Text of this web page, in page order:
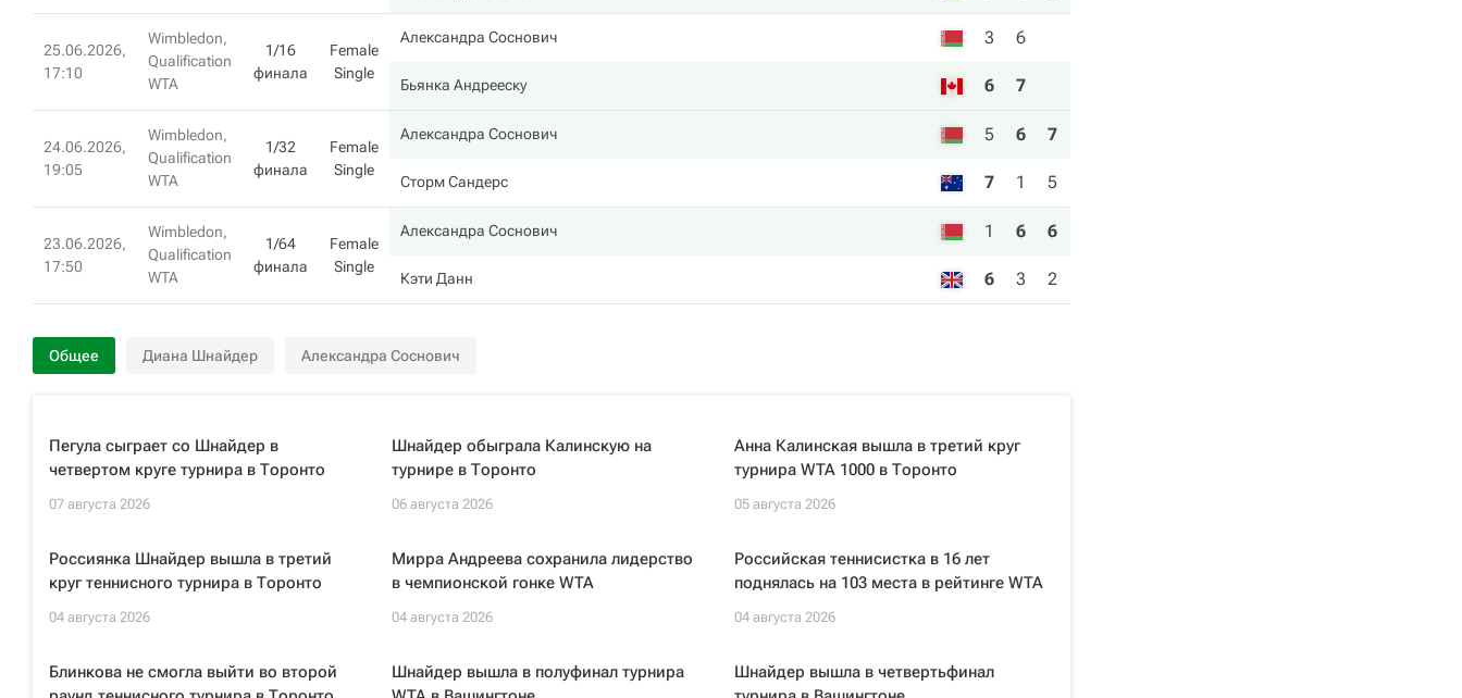
25.06.2026,
17:10
Wimbledon,
Qualification
WTA
1/16
финала
Female
Single
Александра Соснович 3 6
Бьянка Андрееску 6 7
24.06.2026,
19:05
Wimbledon,
Qualification
WTA
1/32
финала
Female
Single
Александра Соснович 5 6 7
Сторм Сандерс 7 1 5
23.06.2026,
17:50
Wimbledon,
Qualification
WTA
1/64
финала
Female
Single
Александра Соснович 1 6 6
Кэти Данн 6 3 2
Общее Диана Шнайдер Александра Соснович
Пегула сыграет со Шнайдер в
четвертом круге турнира в Торонто
07 августа 2026
Шнайдер обыграла Калинскую на
турнире в Торонто
06 августа 2026
Анна Калинская вышла в третий круг
турнира WTA 1000 в Торонто
05 августа 2026
Россиянка Шнайдер вышла в третий
круг теннисного турнира в Торонто
04 августа 2026
Мирра Андреева сохранила лидерство
в чемпионской гонке WTA
04 августа 2026
Российская теннисистка в 16 лет
поднялась на 103 места в рейтинге WTA
04 августа 2026
Блинкова не смогла выйти во второй
Шнайдер вышла в полуфинал турнира
Шнайдер вышла в четвертьфинал